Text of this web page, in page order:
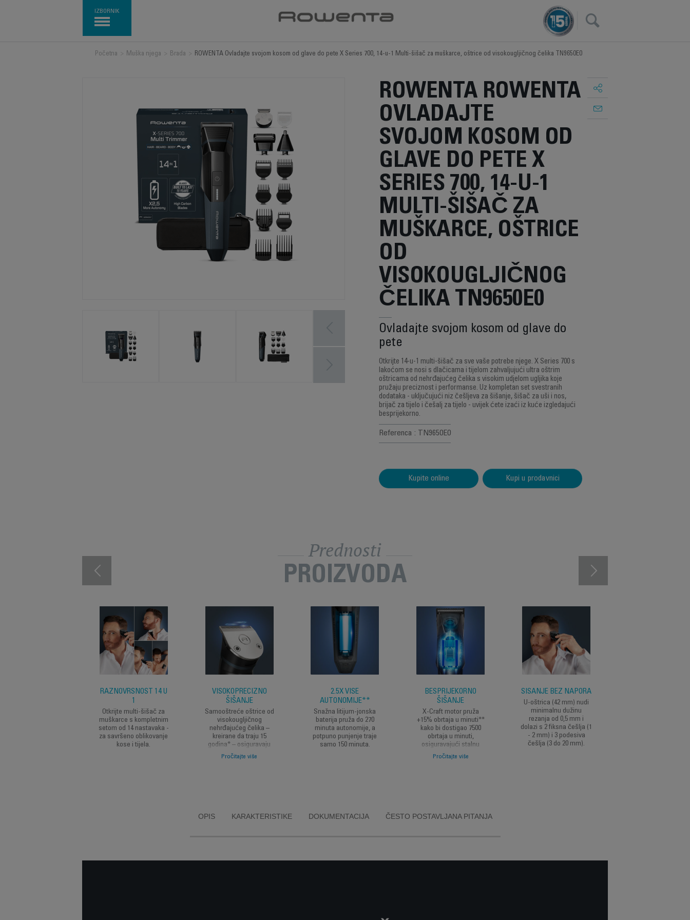
IZBORNIK
×
Početna Muška njega Brada ROWENTA Ovladajte svojom kosom od glave do pete X Series 700, 14-u-1 Multi-šišač za muškarce, oštrice od visokougljičnog čelika TN9650E0
ROWENTA ROWENTA
OVLADAJTE
SVOJOM KOSOM OD
GLAVE DO PETE X
SERIES 700, 14-U-1
MULTI-ŠIŠAČ ZA
MUŠKARCE, OŠTRICE
OD
VISOKOUGLJIČNOG
ČELIKA TN9650E0
Ovladajte svojom kosom od glave do
pete
Otkrijte 14-u-1 multi-šišač za sve vaše potrebe njege. X Series 700 s
lakoćom se nosi s dlačicama i tijelom zahvaljujući ultra oštrim
oštricama od nehrđajućeg čelika s visokim udjelom ugljika koje
pružaju preciznost i performanse. Uz kompletan set svestranih
dodataka - uključujući niz češljeva za šišanje, šišač za uši i nos,
brijač za tijelo i češalj za tijelo - uvijek ćete izaći iz kuće izgledajući
besprijekorno.
Referenca : TN9650E0
Kupite online Kupi u prodavnici
Prednosti
PROIZVODA
RAZNOVRSNOST 14 U
1
Otkrijte multi-šišač za
muškarce s kompletnim
setom od 14 nastavaka -
za savršeno oblikovanje
kose i tijela.
VISOKOPRECIZNO
ŠIŠANJE
Samooštreće oštrice od
visokougljičnog
nehrđajućeg čelika –
kreirane da traju 15
godina* – osiguravaju
preciznost i savršen rez
pri jednom potezu.
Pročitajte više
2.5X VIŠE
AUTONOMIJE**
Snažna litijum-jonska
baterija pruža do 270
minuta autonomije, a
potpuno punjenje traje
samo 150 minuta.
BESPRIJEKORNO
ŠIŠANJE
X-Craft motor pruža
+15% obrtaja u minuti**
kako bi dostigao 7500
obrtaja u minuti,
osiguravajući stalnu
snagu za dosljedne i
precizne rezultate svaki
Pročitajte više
ŠIŠANJE BEZ NAPORA
U-oštrica (42 mm) nudi
minimalnu dužinu
rezanja od 0,5 mm i
dolazi s 2 fiksna češlja (1
- 2 mm) i 3 podesiva
češlja (3 do 20 mm).
OPIS KARAKTERISTIKE DOKUMENTACIJA ČESTO POSTAVLJANA PITANJA